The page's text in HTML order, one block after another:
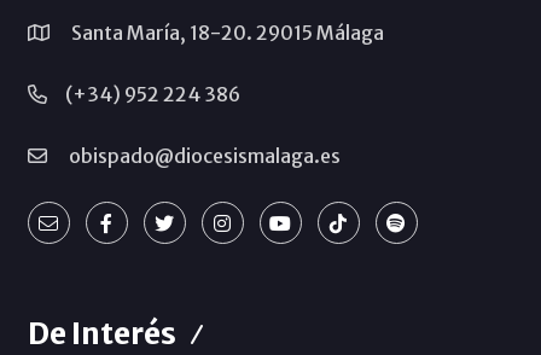
Santa María, 18-20. 29015 Málaga
(+34) 952 224 386
obispado@diocesismalaga.es
De Interés